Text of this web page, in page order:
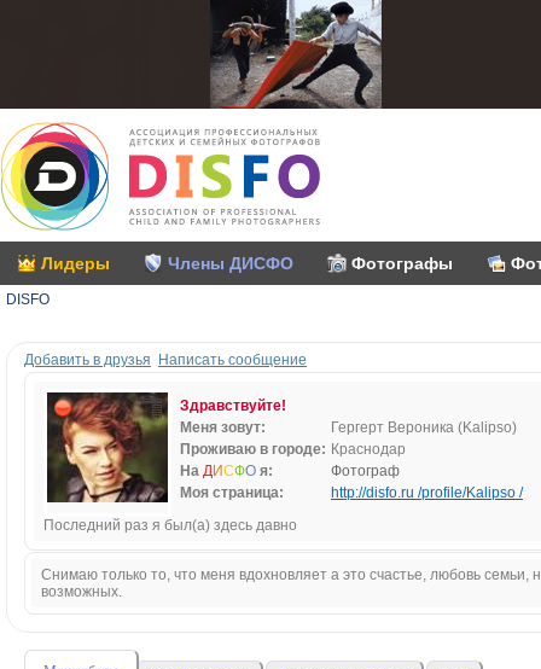
Лидеры Члены ДИСФО Фотографы
DISFO
Добавить в друзья Написать сообщение
Здравствуйте!
Меня зовут:
Гергерт Вероника (Kalipso)
Проживаю в городе: Краснодар
На ДИСФО я:
Фотограф
Моя страница:
http://disfo.ru /profile/Kalipso /
Последний раз я был(а) здесь давно
Снимаю только то, что меня вдохновляет а это счастье, любовь
возможных.